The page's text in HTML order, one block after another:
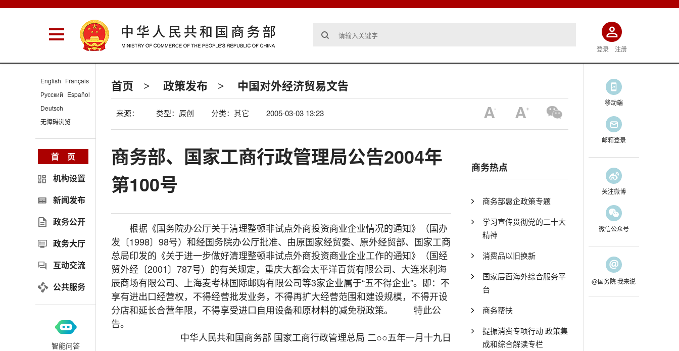
登录 注册
首页 > 政策发布 > 中国对外经济贸易文告
来源： 类型：原创 分类：其它 2005-03-03 13:23
商务部、国家工商行政管理局公告2004年
第100号
根据《国务院办公厅关于清理整顿非试点外商投资商业企业情况的通知》（国办
发〔1998〕98号）和经国务院办公厅批准、由原国家经贸委、原外经贸部、国家工商
总局印发的《关于进一步做好清理整顿非试点外商投资商业企业工作的通知》（国经
贸外经〔2001〕787号）的有关规定，重庆大都会太平洋百货有限公司、大连米利海
辰商场有限公司、上海麦考林国际邮购有限公司等3家企业属于“五不得企业”。即：不
享有进出口经营权，不得经营批发业务，不得再扩大经营范围和建设规模，不得开设
分店和延长合营年限，不得享受进口自用设备和原材料的减免税政策。 特此公
告。
中华人民共和国商务部 国家工商行政管理总局 二○○五年一月十九日
商务热点
商务部惠企政策专题
学习宣传贯彻党的二十大
精神
消费品以旧换新
国家层面海外综合服务平
台
商务帮扶
提振消费专项行动 政策集
成和综合解读专栏
English Français
Русский Español
Deutsch
无障碍浏览
首 页
机构设置
新闻发布
政务公开
政务大厅
互动交流
公共服务
智能问答
移动端
邮箱登录
关注微博
微信公众号
@国务院 我来说